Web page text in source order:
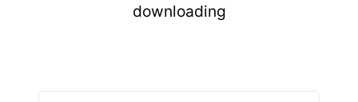
downloading